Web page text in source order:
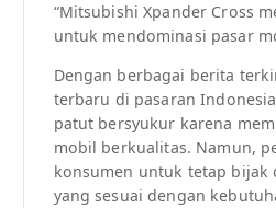
“Mitsubishi Xpander Cross
untuk mendominasi pasar
Dengan berbagai berita
terbaru di pasaran
patut bersyukur karena
mobil berkualitas. Namun,
konsumen untuk tetap bijak
yang sesuai dengan